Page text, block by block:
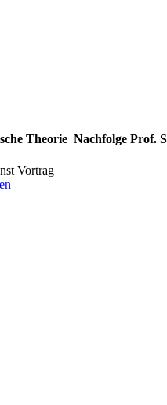
Theorie ­ Nachfolge Prof.
Vortrag